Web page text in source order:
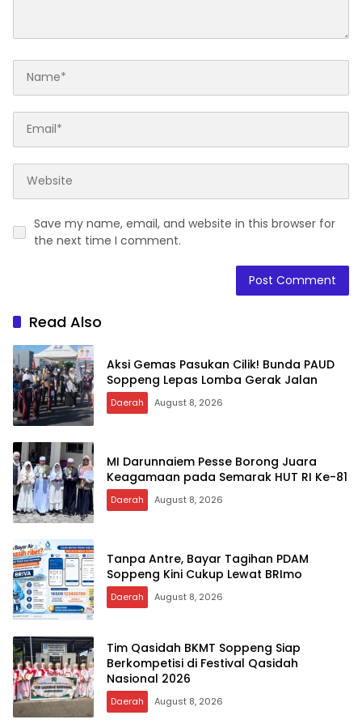
Save my name, email, and website in this browser for
the next time I comment.
Read Also
Aksi Gemas Pasukan Cilik! Bunda PAUD
Soppeng Lepas Lomba Gerak Jalan
Daerah August 8, 2026
MI Darunnaiem Pesse Borong Juara
Keagamaan pada Semarak HUT RI Ke-81
Daerah August 8, 2026
Tanpa Antre, Bayar Tagihan PDAM
Soppeng Kini Cukup Lewat BRImo
Daerah August 8, 2026
Tim Qasidah BKMT Soppeng Siap
Berkompetisi di Festival Qasidah
Nasional 2026
Daerah August 8, 2026